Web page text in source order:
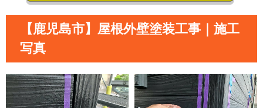
【鹿児島市】屋根外壁塗装工事｜施工
写真